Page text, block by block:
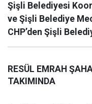
Şişli Belediyesi
ve Şişli Belediye
CHP’den Şişli
RESÜL EMRAH
TAKIMINDA